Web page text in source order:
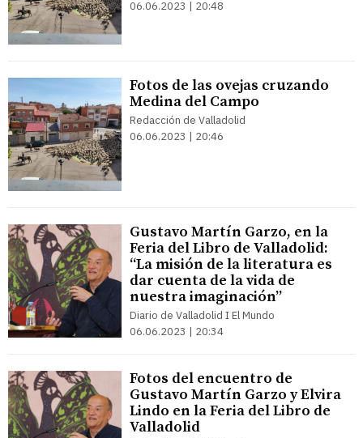
06.06.2023 | 20:48
Fotos de las ovejas cruzando
Medina del Campo
Redacción de Valladolid
06.06.2023 | 20:46
Gustavo Martín Garzo, en la
Feria del Libro de Valladolid:
“La misión de la literatura es
dar cuenta de la vida de
nuestra imaginación”
Diario de Valladolid I El Mundo
06.06.2023 | 20:34
Fotos del encuentro de
Gustavo Martín Garzo y Elvira
Lindo en la Feria del Libro de
Valladolid